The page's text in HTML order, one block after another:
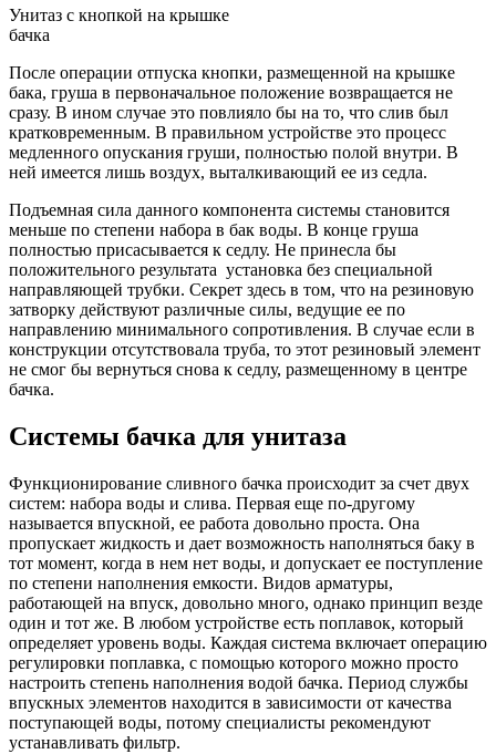
Унитаз с кнопкой на крышке
бачка
После операции отпуска кнопки, размещенной на крышке
бака, груша в первоначальное положение возвращается не
сразу. В ином случае это повлияло бы на то, что слив был
кратковременным. В правильном устройстве это процесс
медленного опускания груши, полностью полой внутри. В
ней имеется лишь воздух, выталкивающий ее из седла.
Подъемная сила данного компонента системы становится
меньше по степени набора в бак воды. В конце груша
полностью присасывается к седлу. Не принесла бы
положительного результата установка без специальной
направляющей трубки. Секрет здесь в том, что на резиновую
затворку действуют различные силы, ведущие ее по
направлению минимального сопротивления. В случае если в
конструкции отсутствовала труба, то этот резиновый элемент
не смог бы вернуться снова к седлу, размещенному в центре
бачка.
Системы бачка для унитаза
Функционирование сливного бачка происходит за счет двух
систем: набора воды и слива. Первая еще по-другому
называется впускной, ее работа довольно проста. Она
пропускает жидкость и дает возможность наполняться баку в
тот момент, когда в нем нет воды, и допускает ее поступление
по степени наполнения емкости. Видов арматуры,
работающей на впуск, довольно много, однако принцип везде
один и тот же. В любом устройстве есть поплавок, который
определяет уровень воды. Каждая система включает операцию
регулировки поплавка, с помощью которого можно просто
настроить степень наполнения водой бачка. Период службы
впускных элементов находится в зависимости от качества
поступающей воды, потому специалисты рекомендуют
устанавливать фильтр.